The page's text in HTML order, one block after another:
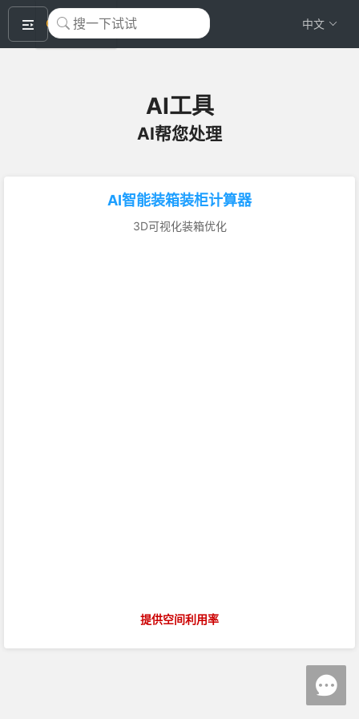
okeyTool 中文
AI工具
AI帮您处理
AI智能装箱装柜计算器
3D可视化装箱优化
提供空间利用率